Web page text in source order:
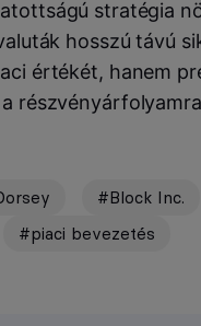
stratégia
hosszú távú
értékét, hanem
#Block Inc.
#piaci bevezetés